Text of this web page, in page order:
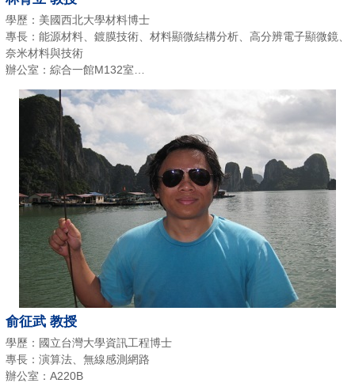
學歷：美國西北大學材料博士
專長：能源材料、鍍膜技術、材料顯微結構分析、高分辨電子顯微鏡、
奈米材料與技術
辦公室：綜合一館M132室
E-Mail：yulilin@chu.edu.tw
電話：(03)518-6494
俞征武 教授
學歷：國立台灣大學資訊工程博士
專長：演算法、無線感測網路
辦公室：A220B